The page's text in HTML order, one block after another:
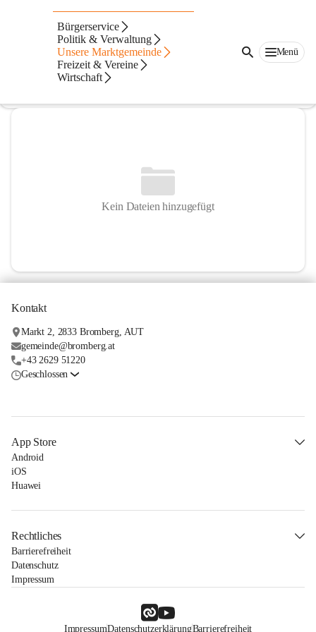
Bürgerservice
Politik & Verwaltung
Unsere Marktgemeinde
Freizeit & Vereine
Wirtschaft
Menü
von Paradis Musikschule Bromberg
@von-paradis-musikschule-bromberg
Musikschule
In CITIES öffnen
Kein Dateien hinzugefügt
Kontakt
Markt 2, 2833 Bromberg, AUT
gemeinde@bromberg.at
+43 2629 51220
Geschlossen
App Store
Android
iOS
Huawei
Rechtliches
Barrierefreiheit
Datenschutz
Impressum
ImpressumDatenschutzerklärungBarrierefreiheit